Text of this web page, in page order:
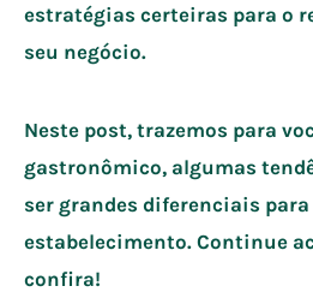
estratégias certeiras para o
seu negócio.
Neste post, trazemos para
gastronômico, algumas
ser grandes diferenciais para
estabelecimento. Continue
confira!